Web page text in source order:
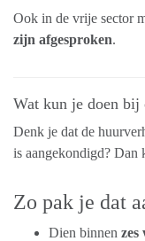
Ook in de vrije sector
zijn afgesproken.
Wat kun je doen bij
Denk je dat de
is aangekondigd? Dan
Zo pak je dat
Dien binnen zes